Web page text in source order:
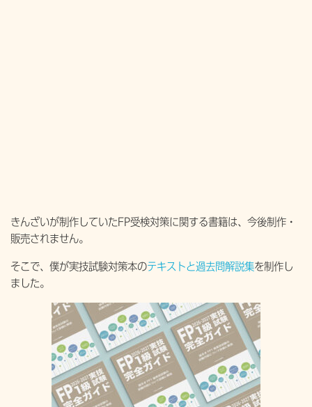
きんざいが制作していたFP受検対策に関する書籍は、今後制作・
販売されません。
そこで、僕が実技試験対策本のテキストと過去問解説集を制作し
ました。